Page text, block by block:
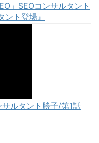
」SEOコンサルタント
ト登場』
サルタント勝子/第1話